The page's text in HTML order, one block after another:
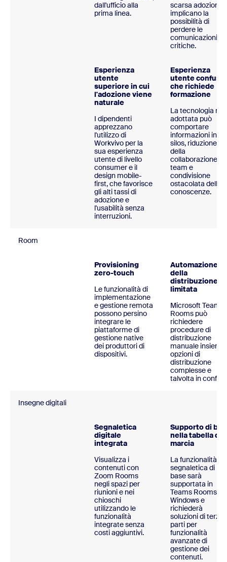
dall'ufficio alla
prima linea.
scarsa adozione
implicano la
possibilità di
perdere le
comunicazioni
critiche.
Esperienza
utente
superiore in cui
l'adozione viene
naturale
I dipendenti
apprezzano
l'utilizzo di
Workvivo per la
sua esperienza
utente di livello
consumer e il
design mobile-
first, che favorisce
gli alti tassi di
adozione e
l'usabilità senza
interruzioni.
Esperienza
utente confusa
che richiede
formazione
La tecnologia non
adottata può
comportare
informazioni in
silos, riduzione
della
collaborazione
team e
condivisione
ostacolata delle
conoscenze.
Room
Provisioning
zero-touch
Le funzionalità di
implementazione
e gestione remota
possono persino
integrare le
piattaforme di
gestione native
dei produttori di
dispositivi.
Automazione
della
distribuzione
limitata
Microsoft Teams
Rooms può
richiedere
procedure di
distribuzione
manuale insieme
opzioni di
distribuzione
complesse e
talvolta in
Insegne digitali
Segnaletica
digitale
integrata
Visualizza i
contenuti con
Zoom Rooms
negli spazi per
riunioni e nei
chioschi
utilizzando le
funzionalità
integrate senza
costi aggiuntivi.
Supporto di
nella tabella di
marcia
La funzionalità di
segnaletica di
base sarà
supportata in
Teams Rooms in
Windows e
richiederà
soluzioni di terze
parti per
funzionalità
avanzate di
gestione dei
contenuti.